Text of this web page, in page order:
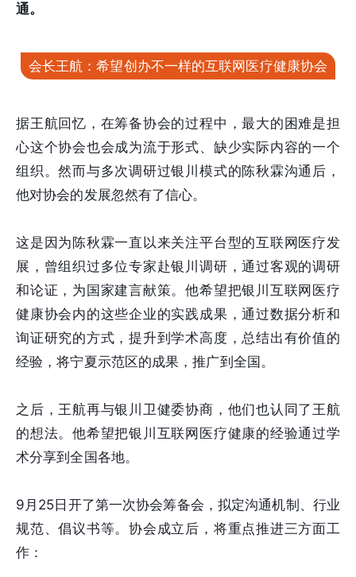
通。
会长王航：希望创办不一样的互联网医疗健康协会
据王航回忆，在筹备协会的过程中，最大的困难是担
心这个协会也会成为流于形式、缺少实际内容的一个
组织。然而与多次调研过银川模式的陈秋霖沟通后，
他对协会的发展忽然有了信心。
这是因为陈秋霖一直以来关注平台型的互联网医疗发
展，曾组织过多位专家赴银川调研，通过客观的调研
和论证，为国家建言献策。他希望把银川互联网医疗
健康协会内的这些企业的实践成果，通过数据分析和
询证研究的方式，提升到学术高度，总结出有价值的
经验，将宁夏示范区的成果，推广到全国。
之后，王航再与银川卫健委协商，他们也认同了王航
的想法。他希望把银川互联网医疗健康的经验通过学
术分享到全国各地。
9月25日开了第一次协会筹备会，拟定沟通机制、行业
规范、倡议书等。协会成立后，将重点推进三方面工
作：